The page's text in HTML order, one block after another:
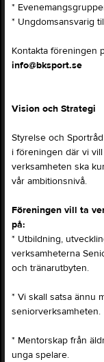
*
* Ungdomsansvarig
Kontakta föreningen
info@bksport.se
Vision och Strategi
Styrelse och
i föreningen där vi
verksamheten ska
vår ambitionsnivå.
Föreningen vill ta
på:
* Utbildning,
verksamheterna
och tränarutbyten.
* Vi skall satsa ännu
seniorverksamheten.
* Mentorskap från
unga spelare.